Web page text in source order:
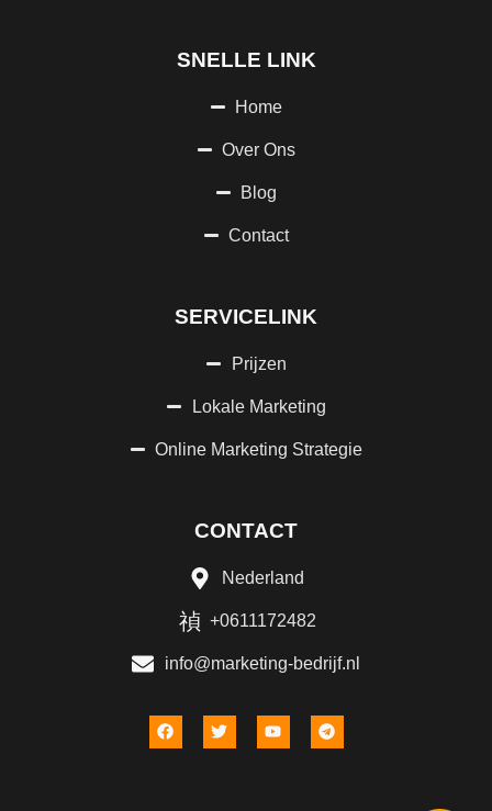
SNELLE LINK
Home
Over Ons
Blog
Contact
SERVICELINK
Prijzen
Lokale Marketing
Online Marketing Strategie
CONTACT
Nederland
+0611172482
info@marketing-bedrijf.nl